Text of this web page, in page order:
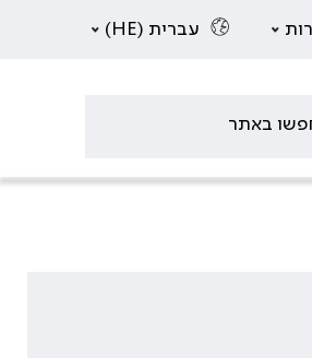
עברית (HE)